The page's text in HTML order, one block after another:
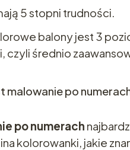
5 stopni trudności.
balony jest 3
czyli średnio
malowanie po
po numerach
kolorowanki, jakie